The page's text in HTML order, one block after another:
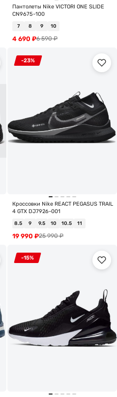
Пантолеты Nike VICTORI ONE SLIDE
CN9675-100
7 8 9 10
6 590₽
4 690 ₽
-23%
Кроссовки Nike REACT PEGASUS TRAIL
4 GTX DJ7926-001
8.5 9 9.5 10 10.5 11
25 990₽
19 990 ₽
-15%